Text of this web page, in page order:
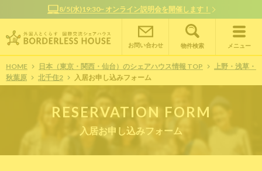
オンラインで簡単相談！お部屋探しサポート随時受付中
お問い合わせ 物件検索 メニュー
HOME 日本（東京・関西・仙台）のシェアハウス情報 TOP
上野・浅草・
秋葉原
北千住2 入居お申し込みフォーム
RESERVATION FORM
入居お申し込みフォーム